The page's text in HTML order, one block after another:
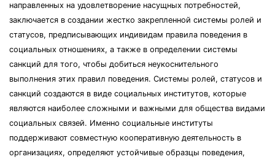
направленных на удовлетворение насущных потребностей,
заключается в создании жестко закрепленной системы ролей и
статусов, предписывающих индивидам правила поведения в
социальных отношениях, а также в определении системы
санкций для того, чтобы добиться неукоснительного
выполнения этих правил поведения. Системы ролей, статусов и
санкций создаются в виде социальных институтов, которые
являются наиболее сложными и важными для общества видами
социальных связей. Именно социальные институты
поддерживают совместную кооперативную деятельность в
организациях, определяют устойчивые образцы поведения,